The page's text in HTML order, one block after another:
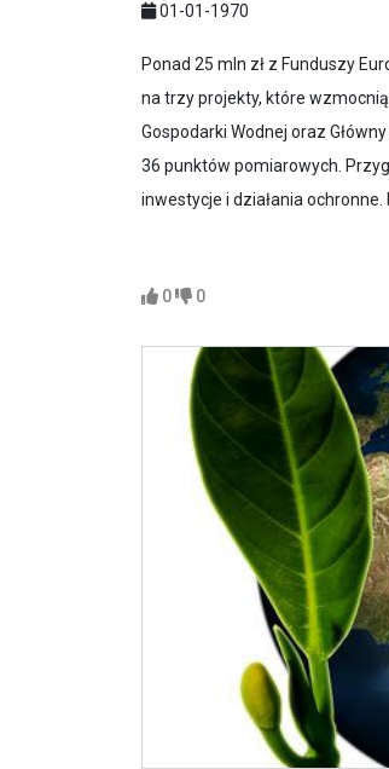
01-01-1970
Ponad 25 mln zł z Funduszy
na trzy projekty, które
Gospodarki Wodnej oraz
36 punktów pomiarowych.
inwestycje i działania ochronne.
0
0